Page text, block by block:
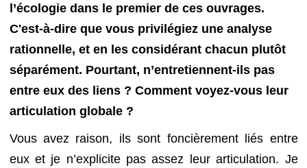
l’écologie dans le premier de ces ouvrages.
C'est-à-dire que vous privilégiez une analyse
rationnelle, et en les considérant chacun plutôt
séparément. Pourtant, n’entretiennent-ils pas
entre eux des liens ? Comment voyez-vous leur
articulation globale ?
Vous avez raison, ils sont foncièrement liés entre
eux et je n’explicite pas assez leur articulation. Je